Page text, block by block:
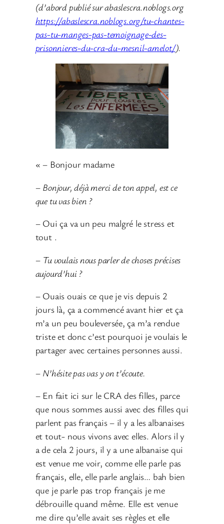
(d’abord publié sur abaslescra.noblogs.org
https://abaslescra.noblogs.org/tu-chantes-
pas-tu-manges-pas-temoignage-des-
prisonnieres-du-cra-du-mesnil-amelot/).
« – Bonjour madame
– Bonjour, déjà merci de ton appel, est ce
que tu vas bien ?
– Oui ça va un peu malgré le stress et
tout .
– Tu voulais nous parler de choses précises
aujourd’hui ?
– Ouais ouais ce que je vis depuis 2
jours là, ça a commencé avant hier et ça
m’a un peu bouleversée, ça m’a rendue
triste et donc c’est pourquoi je voulais le
partager avec certaines personnes aussi.
– N’hésite pas vas y on t’écoute.
– En fait ici sur le CRA des filles, parce
que nous sommes aussi avec des filles qui
parlent pas français – il y a les albanaises
et tout- nous vivons avec elles. Alors il y
a de cela 2 jours, il y a une albanaise qui
est venue me voir, comme elle parle pas
français, elle, elle parle anglais… bah bien
que je parle pas trop français je me
débrouille quand même. Elle est venue
me dire qu’elle avait ses règles et elle